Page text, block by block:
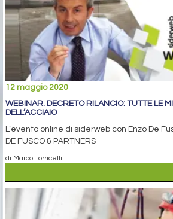
12 maggio 2020
WEBINAR. DECRETO RILANCIO: TUTTE LE
DELL’ACCIAIO
L’evento online di siderweb con Enzo De
DE FUSCO & PARTNERS
di Marco Torricelli